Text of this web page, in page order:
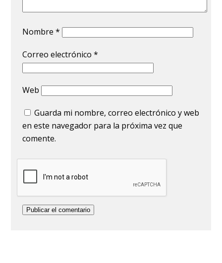
Nombre*
Correo electrónico*
Web
Guarda mi nombre, correo electrónico y web
en este navegador para la próxima vez que
comente.